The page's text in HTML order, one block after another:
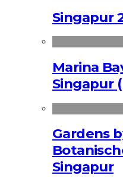
Singapur
Marina
Singapur
Gardens
Singapur